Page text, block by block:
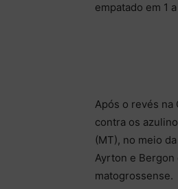
empatado em 1 a
Após o revés na
contra os
(MT), no meio
Ayrton e Bergon
matogrossense.